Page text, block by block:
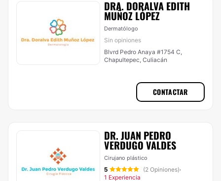
DRA. DORALVA EDITH
MUÑOZ LÓPEZ
Dermatólogo
Sin opiniones
Blvrd Pedro Anaya #1754 C,
Chapultepec, Culiacán
CONTACTAR
DR. JUAN PEDRO
VERDUGO VALDES
Cirujano plástico
5 (2 Opiniones)·
1 Experiencia